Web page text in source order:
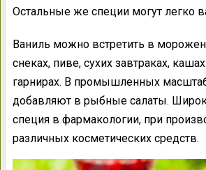
Остальные же специи могут легко
Ваниль можно встретить в
снеках, пиве, сухих завтраках,
гарнирах. В промышленных
добавляют в рыбные салаты.
специя в фармакологии, при
различных косметических средств.